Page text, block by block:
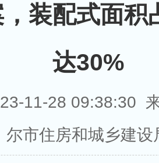
装配式面积
达30%
11-28 09:38:30
尔市住房和城乡建设